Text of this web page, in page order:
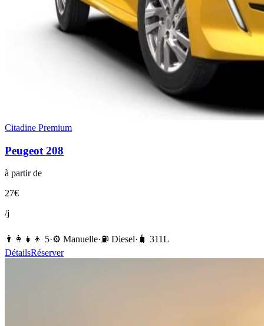
Citadine Premium
Peugeot 208
à partir de
27€
/j
👨‍👩‍👧‍👦 5·⚙️ Manuelle·⛽️ Diesel· 🧳 311L
DétailsRéserver